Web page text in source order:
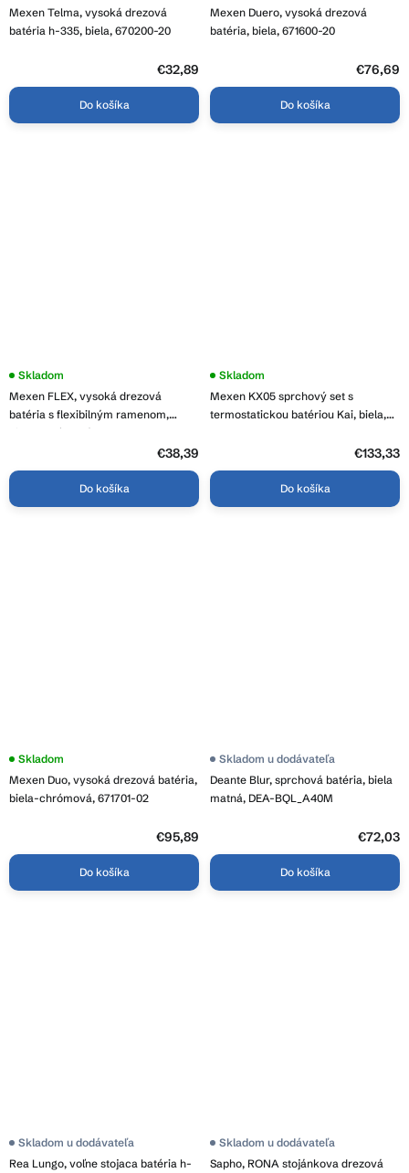
Mexen Telma, vysoká drezová
batéria h-335, biela, 670200-20
€32,89
Do košíka
Mexen Duero, vysoká drezová
batéria, biela, 671600-20
€76,69
Do košíka
Mexen FLEX, vysoká drezová
batéria s flexibilným ramenom,
biela-chrómová, 670900-02
Skladom
€38,39
Do košíka
Mexen KX05 sprchový set s
termostatickou batériou Kai, biela,
Skladom
€133,33
Do košíka
Mexen Duo, vysoká drezová batéria,
biela-chrómová, 671701-02
Priemerné
produktu
je
Skladom
€95,89
Do košíka
Deante Blur, sprchová batéria, biela
matná, DEA-BQL_A40M
Skladom u dodávateľa
€72,03
Do košíka
Rea Lungo, voľne stojaca batéria h-
Skladom u dodávateľa
Sapho, RONA stojánkova drezová
Skladom u dodávateľa